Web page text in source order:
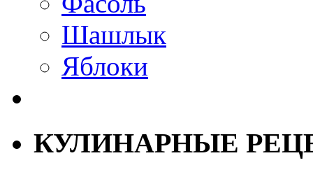
Шашлык
Яблоки
КУЛИНАРНЫЕ